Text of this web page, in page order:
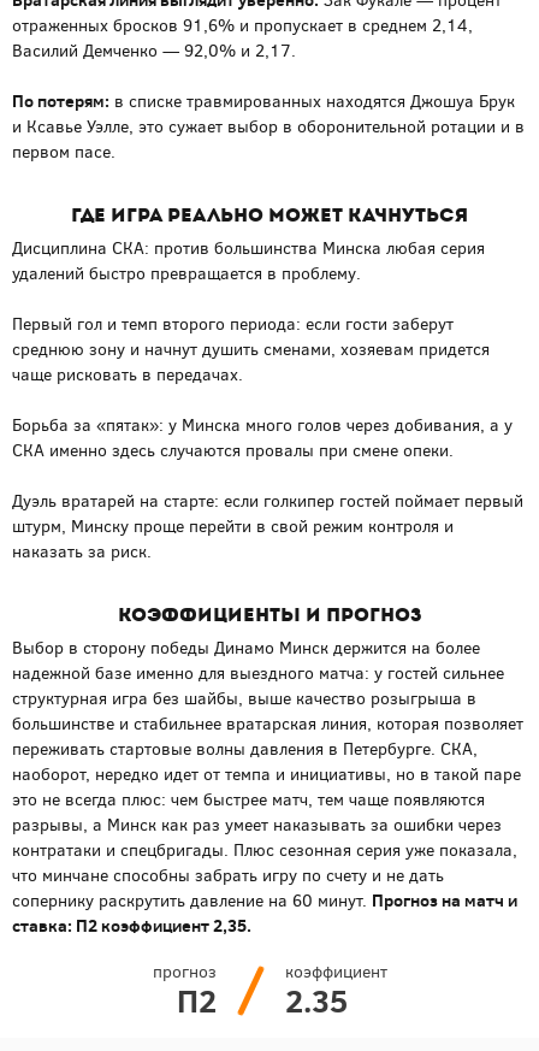
отраженных бросков 91,6% и пропускает в среднем 2,14,
Василий Демченко — 92,0% и 2,17.
По потерям: в списке травмированных находятся Джошуа Брук
и Ксавье Уэлле, это сужает выбор в оборонительной ротации и в
первом пасе.
Где игра реально может качнуться
Дисциплина СКА: против большинства Минска любая серия
удалений быстро превращается в проблему.
Первый гол и темп второго периода: если гости заберут
среднюю зону и начнут душить сменами, хозяевам придется
чаще рисковать в передачах.
Борьба за «пятак»: у Минска много голов через добивания, а у
СКА именно здесь случаются провалы при смене опеки.
Дуэль вратарей на старте: если голкипер гостей поймает первый
штурм, Минску проще перейти в свой режим контроля и
наказать за риск.
Коэффициенты и прогноз
Выбор в сторону победы Динамо Минск держится на более
надежной базе именно для выездного матча: у гостей сильнее
структурная игра без шайбы, выше качество розыгрыша в
большинстве и стабильнее вратарская линия, которая позволяет
переживать стартовые волны давления в Петербурге. СКА,
наоборот, нередко идет от темпа и инициативы, но в такой паре
это не всегда плюс: чем быстрее матч, тем чаще появляются
разрывы, а Минск как раз умеет наказывать за ошибки через
контратаки и спецбригады. Плюс сезонная серия уже показала,
что минчане способны забрать игру по счету и не дать
сопернику раскрутить давление на 60 минут. Прогноз на матч и
ставка: П2 коэффициент 2,35.
прогноз
П2
коэффициент
2.35